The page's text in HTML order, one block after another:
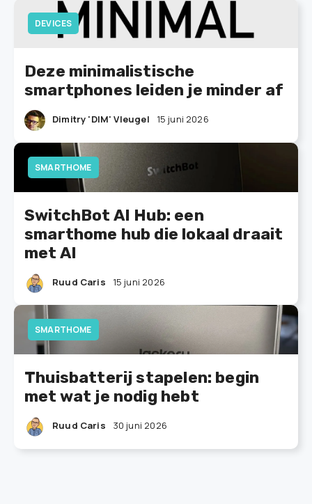
DEVICES
Deze minimalistische
smartphones leiden je minder af
Dimitry 'DIM' Vleugel 15 juni 2026
SMARTHOME
SwitchBot AI Hub: een
smarthome hub die lokaal draait
met AI
Ruud Caris 15 juni 2026
SMARTHOME
Thuisbatterij stapelen: begin
met wat je nodig hebt
Ruud Caris 30 juni 2026